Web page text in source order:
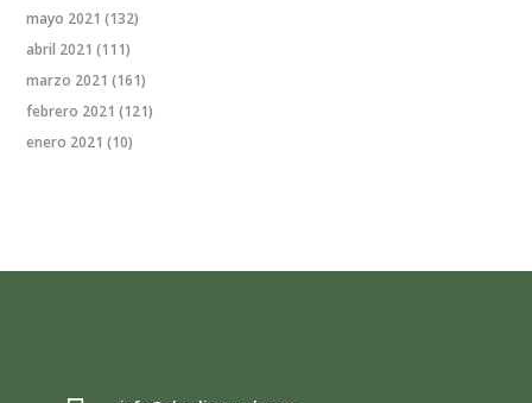
mayo 2021 (132)
abril 2021 (111)
marzo 2021 (161)
febrero 2021 (121)
enero 2021 (10)